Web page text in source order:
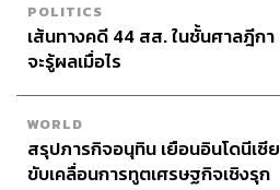
POLITICS
เส้นทางคดี 44 สส. ในชั้นศาลฎีกา
จะรู้ผลเมื่อไร
WORLD
สรุปภารกิจอนุทิน เยือนอินโดนีเซีย
ขับเคลื่อนการทูตเศรษฐกิจเชิงรุก